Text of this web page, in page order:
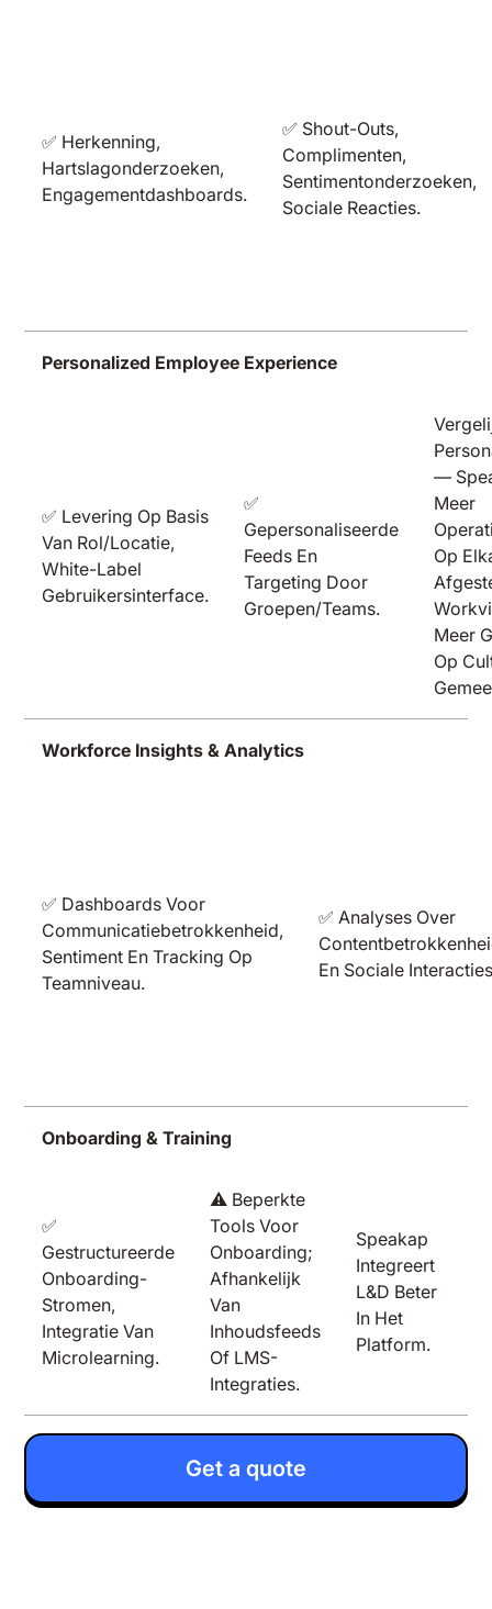
✅ Herkenning,
Hartslagonderzoeken,
Engagementdashboards.
✅ Shout-Outs,
Complimenten,
Sentimentonderzoeken,
Sociale Reacties.
Personalized Employee Experience
✅ Levering Op Basis
Van Rol/locatie,
White-Label
Gebruikersinterface.
✅
Gepersonaliseerde
Feeds En
Targeting Door
Groepen/teams.
—
Meer
Op
Meer
Op
Workforce Insights & Analytics
✅ Dashboards Voor
Communicatiebetrokkenheid,
Sentiment En Tracking Op
Teamniveau.
✅ Analyses Over
En Sociale
Onboarding & Training
✅
Gestructureerde
Onboarding-
Stromen,
Integratie Van
Microlearning.
⚠️ Beperkte
Tools Voor
Onboarding;
Afhankelijk
Van
Inhoudsfeeds
Of LMS-
Integraties.
Speakap
Integreert
L&D Beter
In Het
Platform.
Get a quote